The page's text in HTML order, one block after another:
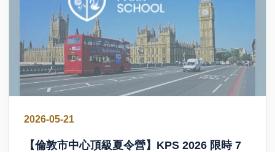
2026-05-21
【倫敦市中心頂級夏令營】KPS 2026 限時 7